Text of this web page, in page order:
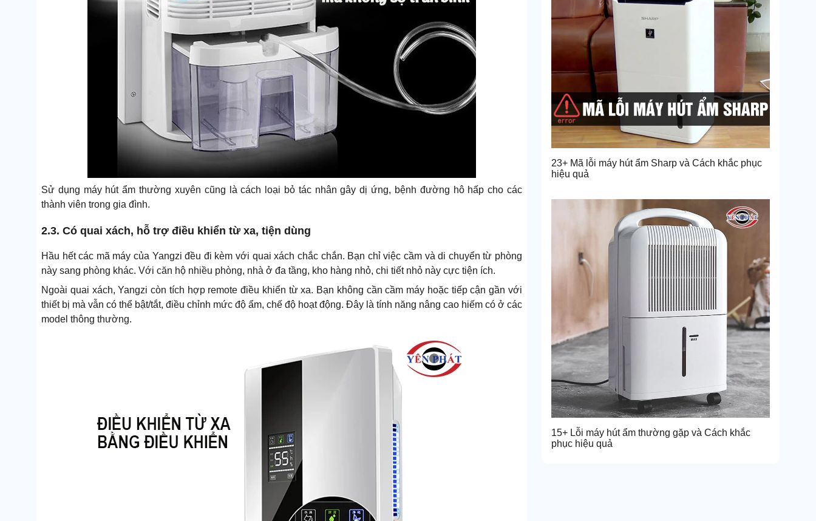
Sử dụng máy hút ẩm thường xuyên cũng là cách loại bỏ tác nhân gây dị ứng, bệnh đường hô hấp cho các
thành viên trong gia đình.
2.3. Có quai xách, hỗ trợ điều khiển từ xa, tiện dùng
Hầu hết các mã máy của Yangzi đều đi kèm với quai xách chắc chắn. Bạn chỉ việc cầm và di chuyển từ phòng
này sang phòng khác. Với căn hộ nhiều phòng, nhà ở đa tầng, kho hàng nhỏ, chi tiết nhỏ này cực tiện ích.
Ngoài quai xách, Yangzi còn tích hợp remote điều khiển từ xa. Bạn không cần cầm máy hoặc tiếp cận gần với
thiết bị mà vẫn có thể bật/tắt, điều chỉnh mức độ ẩm, chế độ hoạt động. Đây là tính năng nâng cao hiếm có ở các
model thông thường.
23+ Mã lỗi máy hút ẩm Sharp và Cách khắc phục
hiệu quả
15+ Lỗi máy hút ẩm thường gặp và Cách khắc
phục hiệu quả